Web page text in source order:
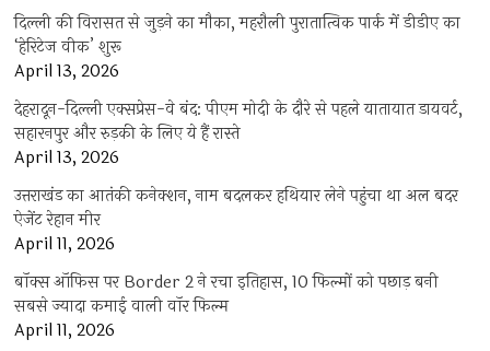
दिल्ली की विरासत से जुड़ने का मौका, महरौली पुरातात्विक पार्क में डीडीए का
‘हेरिटेज वीक’ शुरू
April 13, 2026
देहरादून-दिल्ली एक्सप्रेस-वे बंद: पीएम मोदी के दौरे से पहले यातायात डायवर्ट,
सहारनपुर और रुड़की के लिए ये हैं रास्ते
April 13, 2026
उत्तराखंड का आतंकी कनेक्शन, नाम बदलकर हथियार लेने पहुंचा था अल बदर
ऐजेंट रेहान मीर
April 11, 2026
बॉक्स ऑफिस पर Border 2 ने रचा इतिहास, 10 फिल्मों को पछाड़ बनी
सबसे ज्यादा कमाई वाली वॉर फिल्म
April 11, 2026